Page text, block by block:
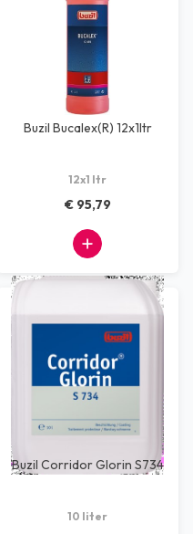
Buzil Bucalex(R) 12x1ltr
12x1 ltr
€ 95,79
Buzil Corridor Glorin S734
10 liter